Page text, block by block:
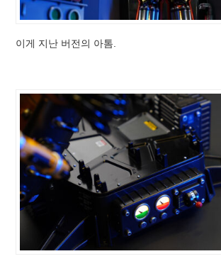
이게 지난 버전의 아톰.